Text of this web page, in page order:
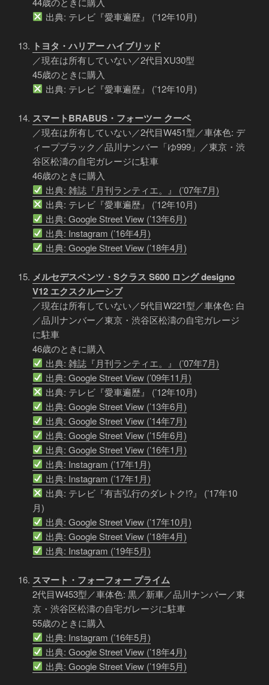
出典: テレビ『愛車遍歴』 (’12年10月)
トヨタ・ハリアー ハイブリッド
／現在は所有していない／2代目XU30型
45歳のときに購入
出典: テレビ『愛車遍歴』 (’12年10月)
スマートBRABUS・フォーツー クーペ
／現在は所有していない／2代目W451型／車体色: デ
ィープブラック／品川ナンバー「ゆ999」／東京・渋
谷区松濤の自宅ガレージに駐車
46歳のときに購入
出典: 雑誌『月刊ランティエ。』 (’07年7月)
出典: テレビ『愛車遍歴』 (’12年10月)
出典: Google Street View (’13年6月)
出典: Instagram (’16年4月)
出典: Google Street View (’18年4月)
メルセデスベンツ・Sクラス S600 ロング designo
V12 エクスクルーシブ
／現在は所有していない／5代目W221型／車体色: 白
／品川ナンバー／東京・渋谷区松濤の自宅ガレージ
に駐車
46歳のときに購入
出典: 雑誌『月刊ランティエ。』 (’07年7月)
出典: Google Street View (’09年11月)
出典: テレビ『愛車遍歴』 (’12年10月)
出典: Google Street View (’13年6月)
出典: Google Street View (’14年7月)
出典: Google Street View (’15年6月)
出典: Google Street View (’16年1月)
出典: Instagram (’17年1月)
出典: Instagram (’17年1月)
出典: テレビ『有吉弘行のダレトク!?』 (’17年10
月)
出典: Google Street View (’17年10月)
出典: Google Street View (’18年4月)
出典: Instagram (’19年5月)
スマート・フォーフォー プライム
2代目W453型／車体色: 黒／新車／品川ナンバー／東
京・渋谷区松濤の自宅ガレージに駐車
55歳のときに購入
出典: Instagram (’16年5月)
出典: Google Street View (’18年4月)
出典: Google Street View (’19年5月)